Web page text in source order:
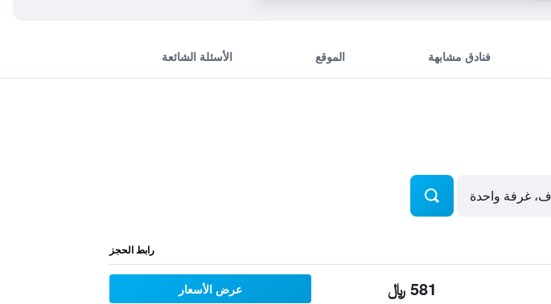
فنادق مشابهة الموقع الأسئلة الشائعة
رابط الحجز
581 ﷼ عرض الأسعار